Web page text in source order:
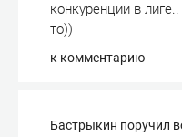
конкуренции в
то))
к комментарию
Бастрыкин поручил